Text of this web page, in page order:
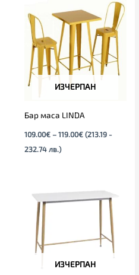
ИЗЧЕРПАН
Бар маса LINDA
109.00€ – 119.00€
range:
109.00€
through
119.00€
(213.19 -
232.74 лв.)
ИЗЧЕРПАН